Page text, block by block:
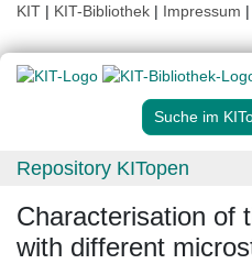
KIT | KIT-Bibliothek | Impressum |
Suche im
Repository KITopen
Characterisation of
with different